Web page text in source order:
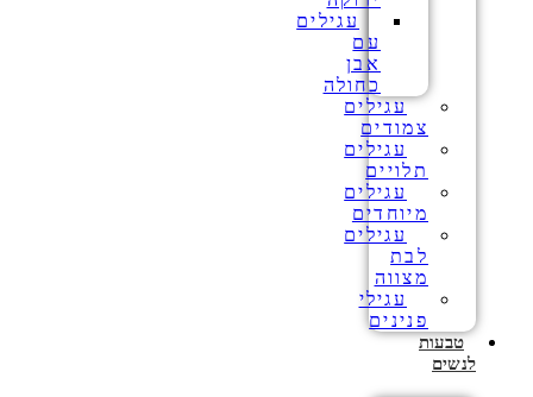
עגילים
עם
אבן
כחולה
עגילים
צמודים
עגילים
תלויים
עגילים
מיוחדים
עגילים
לבת
מצווה
עגילי
פנינים
טבעות
לנשים